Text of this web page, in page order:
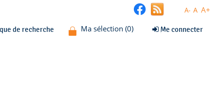
A- A A+
de recherche Me connecter